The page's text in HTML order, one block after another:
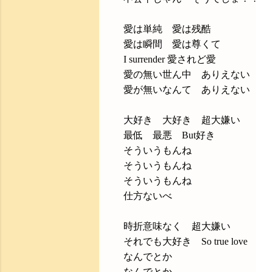
愛は単純 愛は残酷
愛は瞬間 愛は尊くて
I surrender 愛されど愛
愛の無い世ん中 ありえない
愛が無いなんて ありえない
大好き 大好き 超大嫌い
最低 最悪 But好き
そういうもんね
そういうもんね
そういうもんね
仕方ないべ
時折意味なく 超大嫌い
それでも大好き So true love
なんでとか